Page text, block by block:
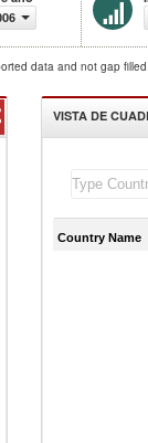
data and not gap
VISTA DE
Country Name